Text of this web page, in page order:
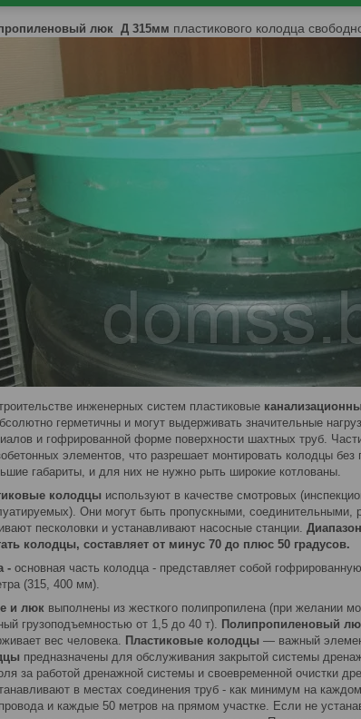
люк Д 315мм пластикового колодца
инженерных систем пластиковые
герметичны и могут выдерживать значительные
и гофрированной форме поверхности шахтных труб.
элементов, что разрешает монтировать колодцы без
габариты, и для них не нужно рыть широкие котлованы.
колодцы используют в качестве смотровых
Они могут быть пропускными,
песколовки и устанавливают насосные станции.
колодцы, составляет от минус 70 до плюс 50 градусов.
- основная часть колодца - представляет собой
(315, 400 мм).
и люк выполнены из жесткого полипропилена (при желании
грузоподъемностью от 1,5 до 40 т). Полипропиленовый
вес человека. Пластиковые колодцы — важный
предназначены для обслуживания закрытой системы
за работой дренажной системы и своевременной очистки
в местах соединения труб - как минимум на
и каждые 50 метров на прямом участке. Если не